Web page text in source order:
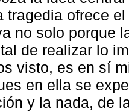
tragedia ofrece
no solo porque
de realizar lo
visto, es en sí
en ella se
y la nada, de